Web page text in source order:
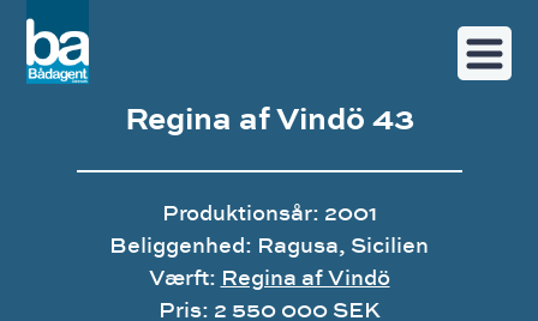
Regina af Vindö 43
Produktionsår: 2001
Beliggenhed: Ragusa, Sicilien
Værft: Regina af Vindö
Pris: 2 550 000 SEK